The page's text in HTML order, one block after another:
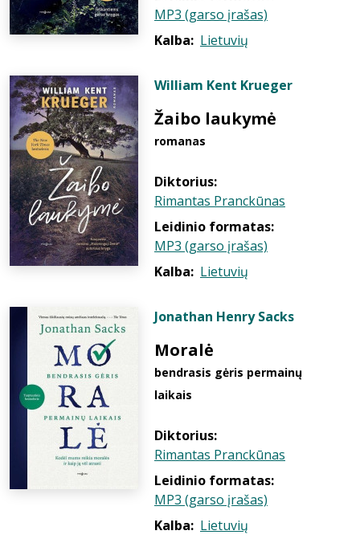
MP3 (garso įrašas)
Kalba: Lietuvių
William Kent Krueger
Žaibo laukymė
romanas
Diktorius:
Rimantas Pranckūnas
Leidinio formatas:
MP3 (garso įrašas)
Kalba: Lietuvių
Jonathan Henry Sacks
Moralė
bendrasis gėris permainų
laikais
Diktorius:
Rimantas Pranckūnas
Leidinio formatas:
MP3 (garso įrašas)
Kalba: Lietuvių